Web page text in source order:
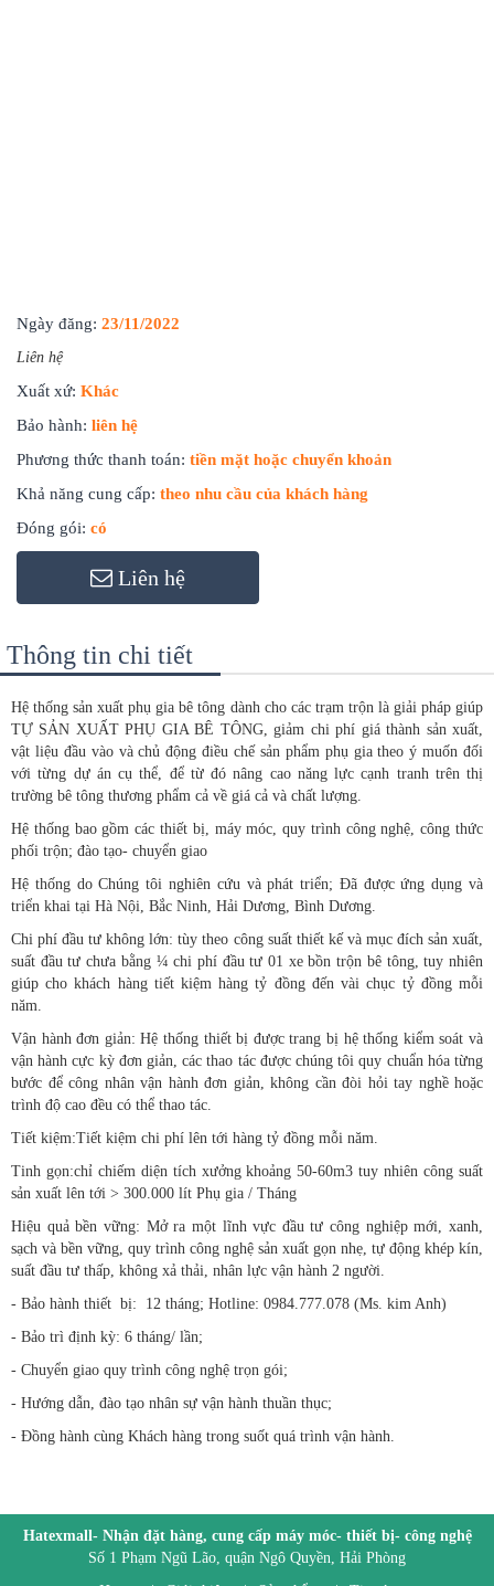
Ngày đăng: 23/11/2022
Liên hệ
Xuất xứ: Khác
Bảo hành: liên hệ
Phương thức thanh toán: tiền mặt hoặc chuyển khoản
Khả năng cung cấp: theo nhu cầu của khách hàng
Đóng gói: có
Liên hệ
Thông tin chi tiết
Hệ thống sản xuất phụ gia bê tông dành cho các trạm trộn là giải pháp giúp
TỰ SẢN XUẤT PHỤ GIA BÊ TÔNG, giảm chi phí giá thành sản xuất,
vật liệu đầu vào và chủ động điều chế sản phẩm phụ gia theo ý muốn đối
với từng dự án cụ thể, để từ đó nâng cao năng lực cạnh tranh trên thị
trường bê tông thương phẩm cả về giá cả và chất lượng.
Hệ thống bao gồm các thiết bị, máy móc, quy trình công nghệ, công thức
phối trộn; đào tạo- chuyển giao
Hệ thống do Chúng tôi nghiên cứu và phát triển; Đã được ứng dụng và
triển khai tại Hà Nội, Bắc Ninh, Hải Dương, Bình Dương.
Chi phí đầu tư không lớn: tùy theo công suất thiết kế và mục đích sản xuất,
suất đầu tư chưa bằng ¼ chi phí đầu tư 01 xe bồn trộn bê tông, tuy nhiên
giúp cho khách hàng tiết kiệm hàng tỷ đồng đến vài chục tỷ đồng mỗi
năm.
Vận hành đơn giản: Hệ thống thiết bị được trang bị hệ thống kiểm soát và
vận hành cực kỳ đơn giản, các thao tác được chúng tôi quy chuẩn hóa từng
bước để công nhân vận hành đơn giản, không cần đòi hỏi tay nghề hoặc
trình độ cao đều có thể thao tác.
Tiết kiệm:Tiết kiệm chi phí lên tới hàng tỷ đồng mỗi năm.
Tinh gọn:chỉ chiếm diện tích xưởng khoảng 50-60m3 tuy nhiên công suất
sản xuất lên tới > 300.000 lít Phụ gia / Tháng
Hiệu quả bền vững: Mở ra một lĩnh vực đầu tư công nghiệp mới, xanh,
sạch và bền vững, quy trình công nghệ sản xuất gọn nhẹ, tự động khép kín,
suất đầu tư thấp, không xả thải, nhân lực vận hành 2 người.
- Bảo hành thiết bị: 12 tháng; Hotline: 0984.777.078 (Ms. kim Anh)
- Bảo trì định kỳ: 6 tháng/ lần;
- Chuyển giao quy trình công nghệ trọn gói;
- Hướng dẫn, đào tạo nhân sự vận hành thuần thục;
- Đồng hành cùng Khách hàng trong suốt quá trình vận hành.
Hatexmall- Nhận đặt hàng, cung cấp máy móc- thiết bị- công nghệ
Số 1 Phạm Ngũ Lão, quận Ngô Quyền, Hải Phòng